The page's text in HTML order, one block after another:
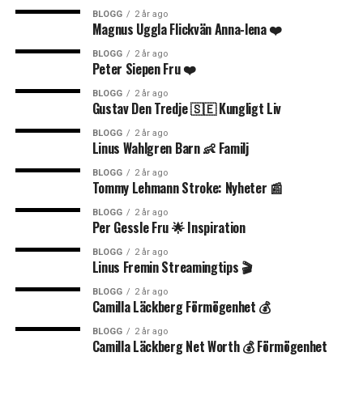
BLOGG 2 år ago
Magnus Uggla Flickvän Anna-lena ❤️
BLOGG 2 år ago
Peter Siepen Fru ❤️
BLOGG 2 år ago
Gustav Den Tredje 🇸🇪 Kungligt Liv
BLOGG 2 år ago
Linus Wahlgren Barn 👶 Familj
BLOGG 2 år ago
Tommy Lehmann Stroke: Nyheter 📰
BLOGG 2 år ago
Per Gessle Fru 🌟 Inspiration
BLOGG 2 år ago
Linus Fremin Streamingtips 🎬
BLOGG 2 år ago
Camilla Läckberg Förmögenhet 💰
BLOGG 2 år ago
Camilla Läckberg Net Worth 💰 Förmögenhet